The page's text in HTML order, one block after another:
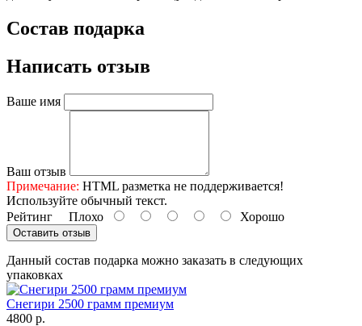
Состав подарка
Написать отзыв
Ваше имя
Ваш отзыв
Примечание: HTML разметка не поддерживается!
Используйте обычный текст.
Рейтинг Плохо Хорошо
Оставить отзыв
Данный состав подарка можно заказать в следующих
упаковках
Снегири 2500 грамм премиум
4800 р.